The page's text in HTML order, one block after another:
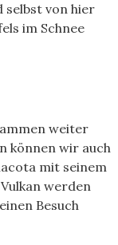
selbst von hier
im Schnee
weiter
können wir auch
mit seinem
werden
Besuch